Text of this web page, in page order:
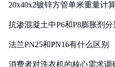
20x40x2镀锌方管单米重量计
抗渗混凝土中P6和P8膨胀剂
法兰PN25和PN16有什么区别
消费者对洗衣机的核心需求调